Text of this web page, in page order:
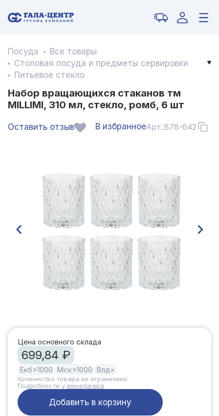
Посуда
Все товары
Столовая посуда и предметы сервировки
Питьевое стекло
Набор вращающихся стаканов тм
MILLIMI, 310 мл, стекло, ромб, 6 шт
Оставить отзыв В избранноеАрт.:878-642
Цена основного склада
699,84 ₽
Екб>1000 Мск>1000 Влд ×
Количество товара не ограничено.
Подробности у менеджера.
Добавить в корзину